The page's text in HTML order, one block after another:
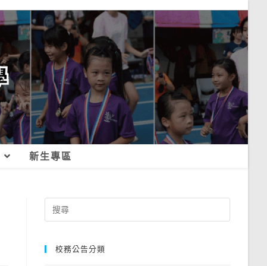
新生專區
Search
for:
校務公告分類